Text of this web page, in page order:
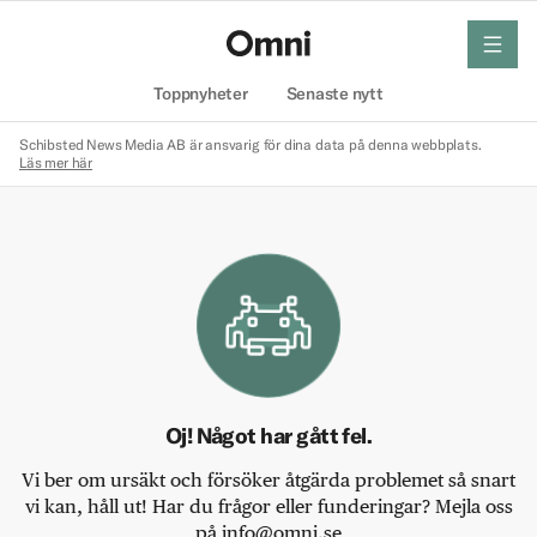
Toppnyheter Senaste nytt
meny
Schibsted News Media AB är ansvarig för dina data på denna webbplats.
Läs mer här
Oj! Något har gått fel.
Vi ber om ursäkt och försöker åtgärda problemet så snart
vi kan, håll ut! Har du frågor eller funderingar? Mejla oss